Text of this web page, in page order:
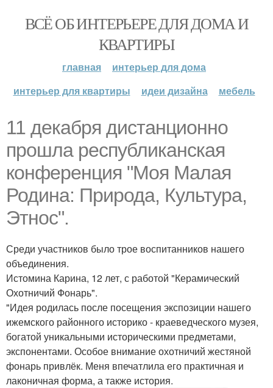
ВСЁ ОБ ИНТЕРЬЕРЕ ДЛЯ ДОМА И
КВАРТИРЫ
главная
интерьер для дома
интерьер для квартиры
идеи дизайна мебель
11 декабря дистанционно
прошла республиканская
конференция "Моя Малая
Родина: Природа, Культура,
Этнос".
Среди участников было трое воспитанников нашего
объединения.
Истомина Карина, 12 лет, с работой "Керамический
Охотничий Фонарь".
"Идея родилась после посещения экспозиции нашего
ижемского районного историко - краеведческого музея,
богатой уникальными историческими предметами,
экспонентами. Особое внимание охотничий жестяной
фонарь привлёк. Меня впечатлила его практичная и
лаконичная форма, а также история.